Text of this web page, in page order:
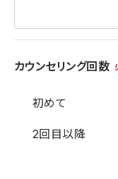
カウンセリング回数
初めて
2回目以降